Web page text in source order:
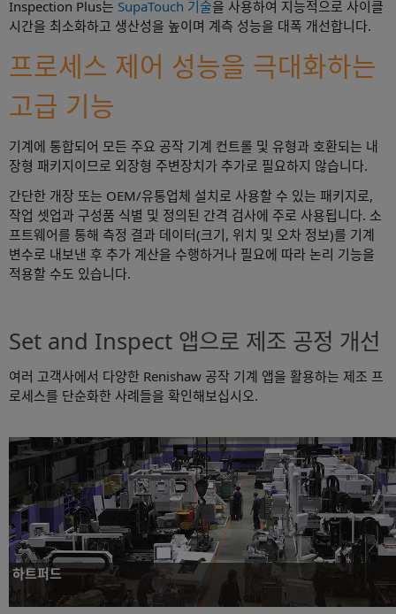
자세히 보기
Inspection Plus는 SupaTouch 기술을 사용하여 지능적으로 사이클
시간을 최소화하고 생산성을 높이며 계측 성능을 대폭 개선합니다.
프로세스 제어 성능을 극대화하는
고급 기능
기계에 통합되어 모든 주요 공작 기계 컨트롤 및 유형과 호환되는 내
장형 패키지이므로 외장형 주변장치가 추가로 필요하지 않습니다.
간단한 개장 또는 OEM/유통업체 설치로 사용할 수 있는 패키지로,
작업 셋업과 구성품 식별 및 정의된 간격 검사에 주로 사용됩니다. 소
프트웨어를 통해 측정 결과 데이터(크기, 위치 및 오차 정보)를 기계
변수로 내보낸 후 추가 계산을 수행하거나 필요에 따라 논리 기능을
적용할 수도 있습니다.
Set and Inspect 앱으로 제조 공정 개선
여러 고객사에서 다양한 Renishaw 공작 기계 앱을 활용하는 제조 프
로세스를 단순화한 사례들을 확인해보십시오.
하트퍼드